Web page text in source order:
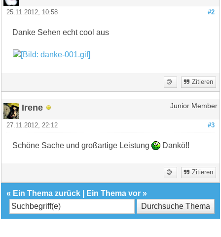
#2
25.11.2012, 10:58
Danke Sehen echt cool aus
Zitieren
Irene Junior Member
#3
27.11.2012, 22:12
Schöne Sache und großartige Leistung Dankö!!
Zitieren
« Ein Thema zurück Ein Thema vor »